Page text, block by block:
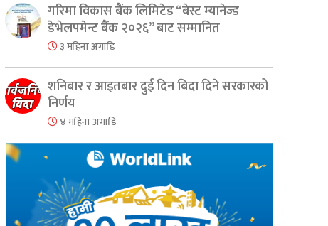
गरिमा विकास बैंक लिमिटेड “बेस्ट म्यानेज्ड
डेभेलपमेन्ट बैंक २०२६” बाट सम्मानित
३ महिना अगाडि
शनिबार र आइतबार दुई दिन बिदा दिने सरकारको
निर्णय
४ महिना अगाडि